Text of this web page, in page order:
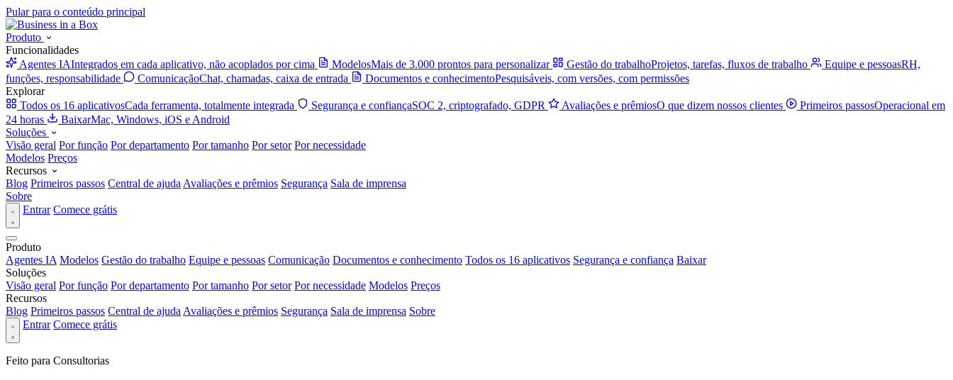
Pular para o conteúdo principal
Produto
Funcionalidades
Agentes IAIntegrados em cada aplicativo, não acoplados por cima ModelosMais de 3.000 prontos para personalizar Gestão do trabalhoProjetos, tarefas, fluxos de trabalho Equipe e pessoasRH,
funções, responsabilidade
ComunicaçãoChat, chamadas, caixa de entrada Documentos e conhecimentoPesquisáveis, com versões, com permissões
Explorar
Todos os 16 aplicativosCada ferramenta, totalmente integrada Segurança e confiançaSOC 2, criptografado, GDPR Avaliações e prêmiosO que dizem nossos clientes Primeiros passosOperacional em
24 horas
BaixarMac, Windows, iOS e Android
Soluções
Visão geral Por função Por departamento Por tamanho Por setor Por necessidade
Modelos Preços
Recursos
Blog Primeiros passos Central de ajuda Avaliações e prêmios Segurança Sala de imprensa
Sobre
Entrar Comece grátis
Produto
Agentes IA Modelos Gestão do trabalho Equipe e pessoas Comunicação Documentos e conhecimento Todos os 16 aplicativos Segurança e confiança Baixar
Soluções
Visão geral Por função Por departamento Por tamanho Por setor Por necessidade Modelos Preços
Recursos
Blog Primeiros passos Central de ajuda Avaliações e prêmios Segurança Sala de imprensa Sobre
Entrar Comece grátis
Feito para Consultorias